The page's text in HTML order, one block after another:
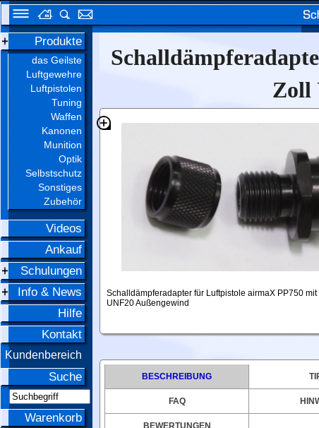
Produkte
das Geilste
Luftgewehre
Luftpistolen
Tuning
Waffen
Kanonen
Munition
Optik
Selbstschutz
Sonstiges
Zubehör
Videos
Ankauf
Schulungen
Info & News
Hilfe
Kontakt
Kundenbereich
Suche
Warenkorb
Zoll
Schalldämpferadapter für Luftpistole airmaX PP750 mit
UNF20 Außengewind
BESCHREIBUNG
FAQ
BEWERTUNGEN